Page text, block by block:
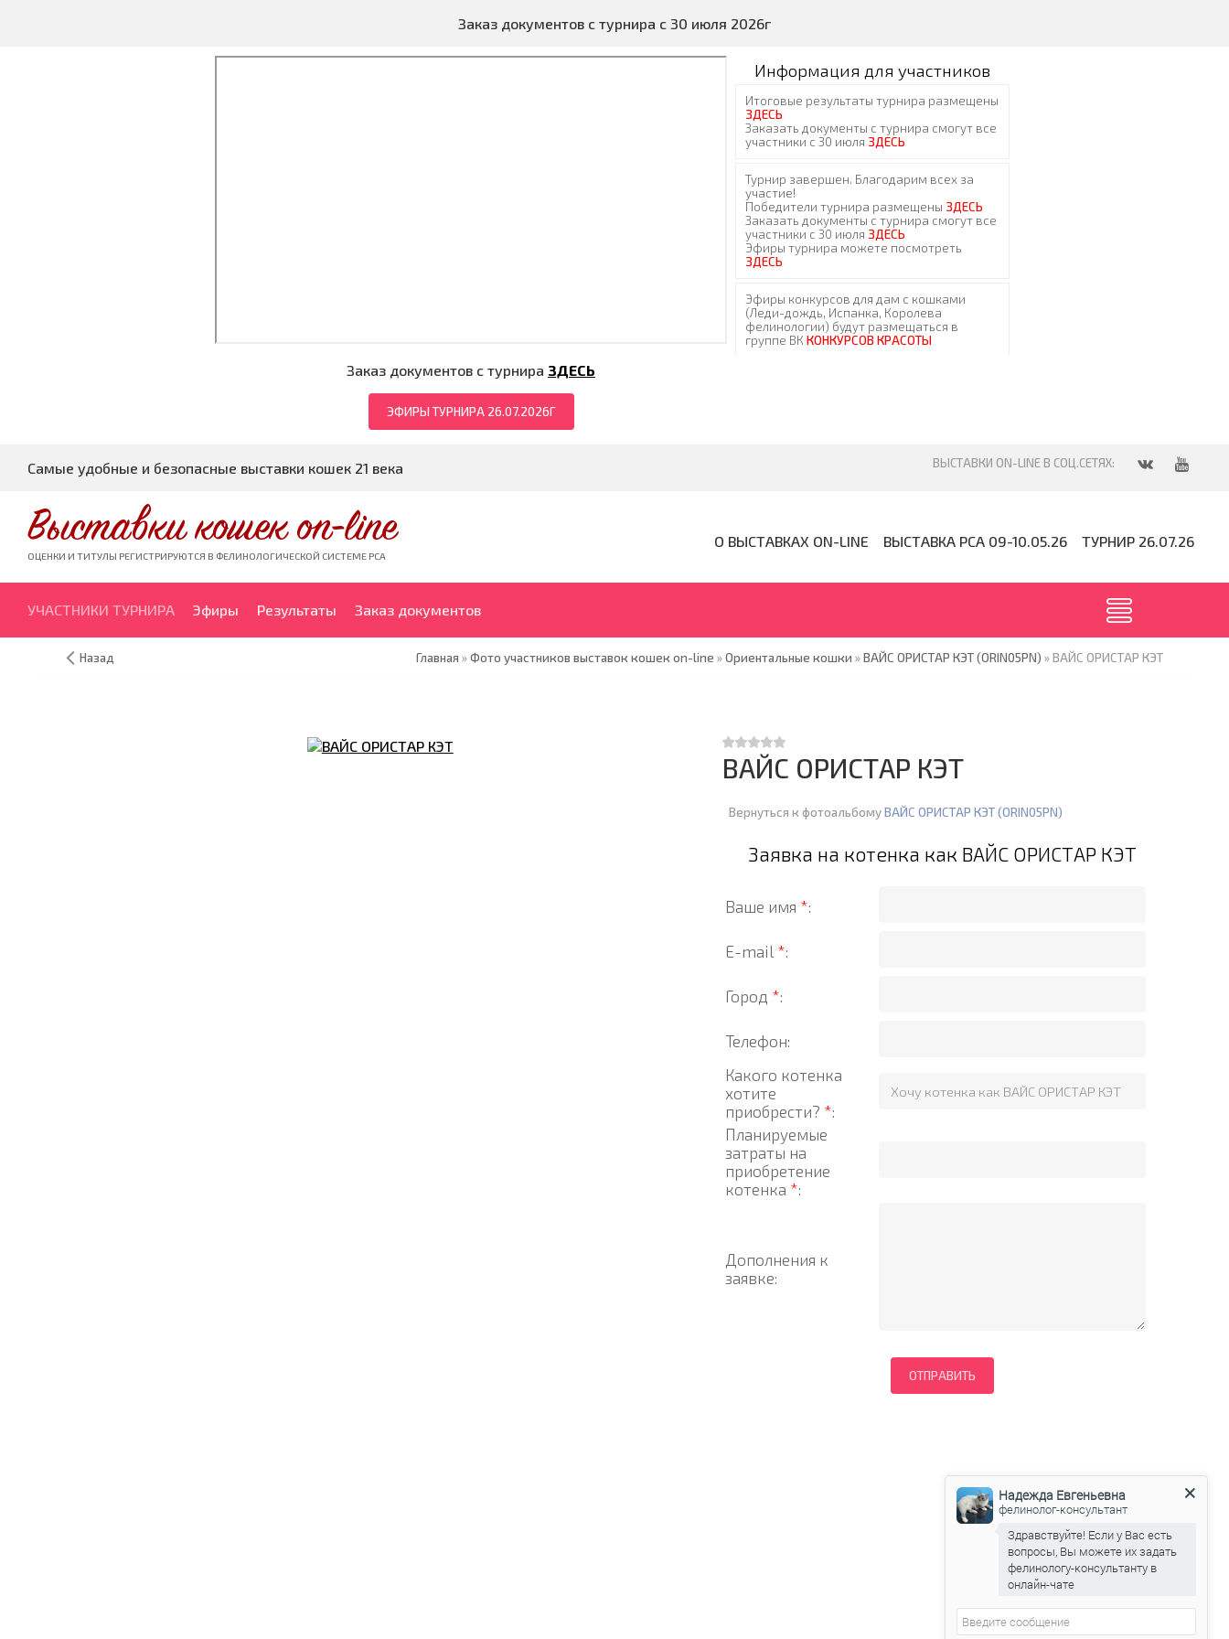
Заказ документов с турнира с 30 июля 2026г
Заказ документов с турнира ЗДЕСЬ
ЭФИРЫ ТУРНИРА 26.07.2026Г
Информация для участников
Самые удобные и безопасные выставки кошек 21 века
Выставки кошек on-line
ОЦЕНКИ И ТИТУЛЫ РЕГИСТРИРУЮТСЯ В ФЕЛИНОЛОГИЧЕСКОЙ СИСТЕМЕ PCA
О ВЫСТАВКАХ ON-LINE ВЫСТАВКА PCA 09-10.05.26 ТУРНИР 26.07.26
УЧАСТНИКИ ТУРНИРА Эфиры Результаты Заказ документов
Назад Главная »Фото участников выставок кошек on-line »Ориентальные кошки »ВАЙС ОРИСТАР КЭТ (ORIN05PN) » ВАЙС ОРИСТАР КЭТ
ВАЙС ОРИСТАР КЭТ
Вернуться к фотоальбому ВАЙС ОРИСТАР КЭТ (ORIN05PN)
Заявка на котенка как ВАЙС ОРИСТАР КЭТ
Ваше имя *:
E-mail *:
Город *:
Телефон:
Какого котенка
хотите
приобрести? *:
Планируемые
затраты на
приобретение
котенка *:
Дополнения к
заявке:
Надежда Евгеньевна
фелинолог-консультант
Здравствуйте! Если у Вас есть
вопросы, Вы можете их задать
фелинологу-консультанту в
онлайн-чате